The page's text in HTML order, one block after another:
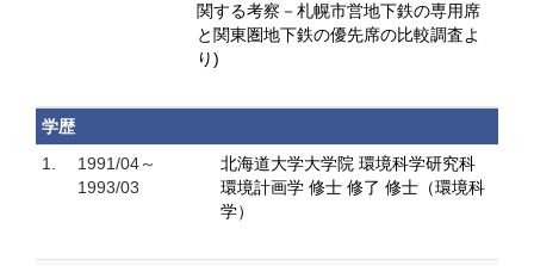
関する考察－札幌市営地下鉄の専用席
と関東圏地下鉄の優先席の比較調査よ
り)
学歴
1.
1991/04～
1993/03
北海道大学大学院 環境科学研究科
環境計画学 修士 修了 修士（環境科
学）